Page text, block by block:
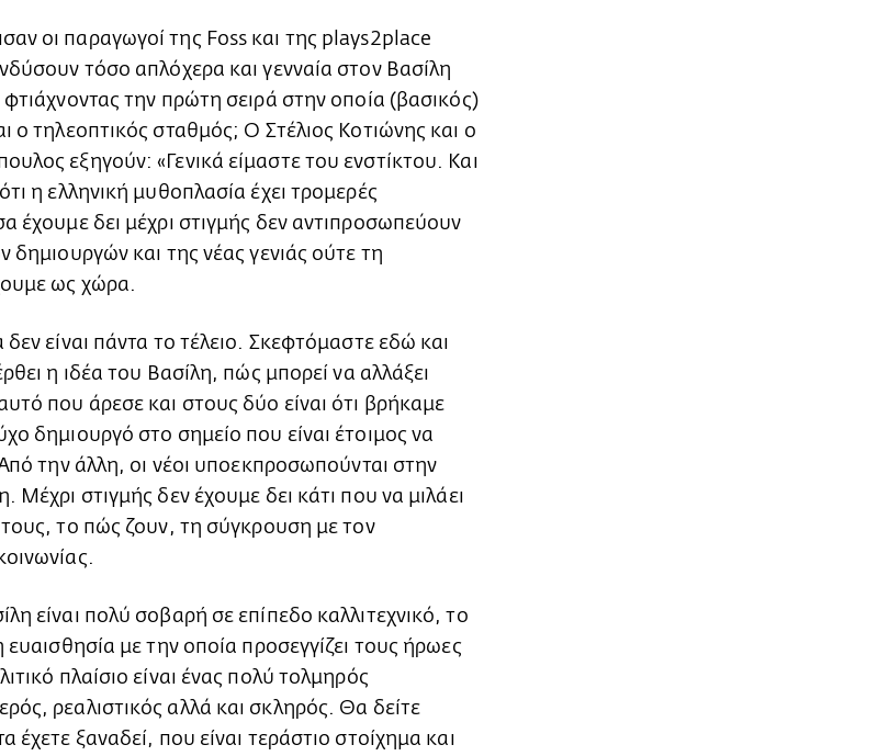
οι παραγωγοί της Foss και της plays2place
τόσο απλόχερα και γενναία στον Βασίλη
την πρώτη σειρά στην οποία (βασικός)
ο τηλεοπτικός σταθμός; Ο Στέλιος Κοτιώνης και ο
εξηγούν: «Γενικά είμαστε του ενστίκτου. Και
η ελληνική μυθοπλασία έχει τρομερές
έχουμε δει μέχρι στιγμής δεν αντιπροσωπεύουν
δημιουργών και της νέας γενιάς ούτε τη
ως χώρα.
είναι πάντα το τέλειο. Σκεφτόμαστε εδώ και
η ιδέα του Βασίλη, πώς μπορεί να αλλάξει
που άρεσε και στους δύο είναι ότι βρήκαμε
δημιουργό στο σημείο που είναι έτοιμος να
την άλλη, οι νέοι υποεκπροσωπούνται στην
Μέχρι στιγμής δεν έχουμε δει κάτι που να μιλάει
το πώς ζουν, τη σύγκρουση με τον
είναι πολύ σοβαρή σε επίπεδο καλλιτεχνικό, το
με την οποία προσεγγίζει τους ήρωες
πλαίσιο είναι ένας πολύ τολμηρός
ρεαλιστικός αλλά και σκληρός. Θα δείτε
έχετε ξαναδεί, που είναι τεράστιο στοίχημα και